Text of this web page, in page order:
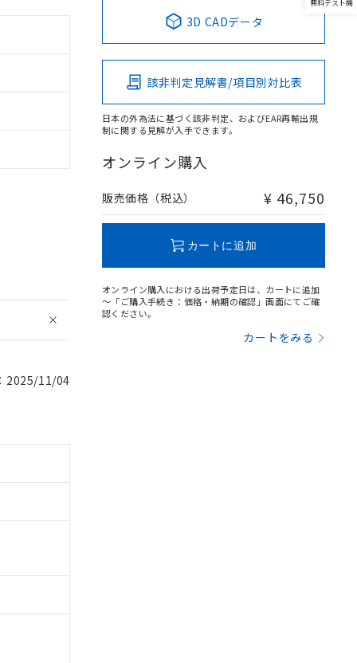
2025/11/04
3D CADデータ
該非判定見解書/項目別対比表
日本の外為法に基づく該非判定、およびEAR再輸出規
制に関する見解が入手できます。
オンライン購入
販売価格（税込） ¥ 46,750
カートに追加
オンライン購入における出荷予定日は、カートに追加
～「ご購入手続き：価格・納期の確認」画面にてご確
認ください。
カートをみる
無料テスト機